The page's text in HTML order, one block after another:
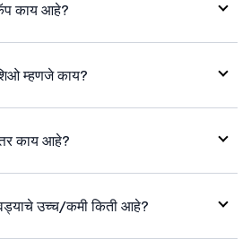
कॅप काय आहे?
म्हणजे काय?
काय आहे?
उच्च/कमी किती आहे?